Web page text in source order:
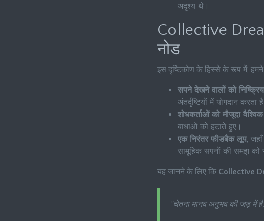
अदृश्य थे।
Collective
नोड
इस दृष्टिकोण के हिस्से के रूप में, हमने
सपने देखने वालों को
अंतर्दृष्टियों में योगदान करता
शोधकर्ताओं को मौजूदा
बाधाओं को हटाते हुए।
एक निरंतर फीडबैक लूप,
सामूहिक सपनों की समझ को
यह जानने के लिए कि Collective
“चेतना मानव अनुभव की जड़ में